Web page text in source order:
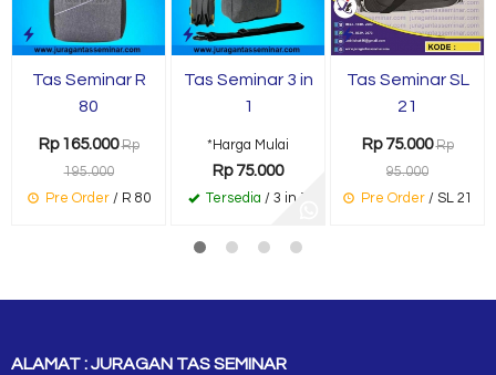
Tas Seminar R
80
Rp 165.000 Rp
195.000
Pre Order/ R 80
Tas Seminar 3 in
1
*Harga Mulai
Rp 75.000
Tersedia / 3 in 1
Tas Seminar SL
21
Rp 75.000 Rp
95.000
Pre Order/ SL 21
ALAMAT : JURAGAN TAS SEMINAR